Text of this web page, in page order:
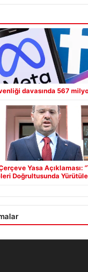
davasında 567
Yasa Açıklaması:
Doğrultusunda